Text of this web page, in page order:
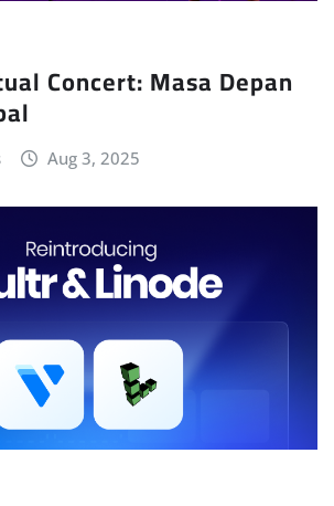
Concert: Masa Depan
Aug 3, 2025